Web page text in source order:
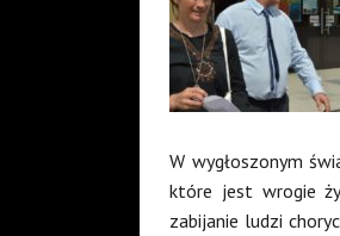
W wygłoszonym
które jest wrogie
zabijanie ludzi